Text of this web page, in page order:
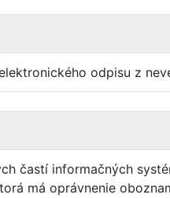
odpisu z
častí informačných
má oprávnenie